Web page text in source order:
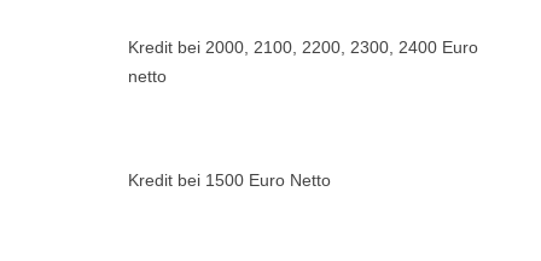
Kredit bei 2000, 2100, 2200, 2300, 2400 Euro
netto
Kredit bei 1500 Euro Netto